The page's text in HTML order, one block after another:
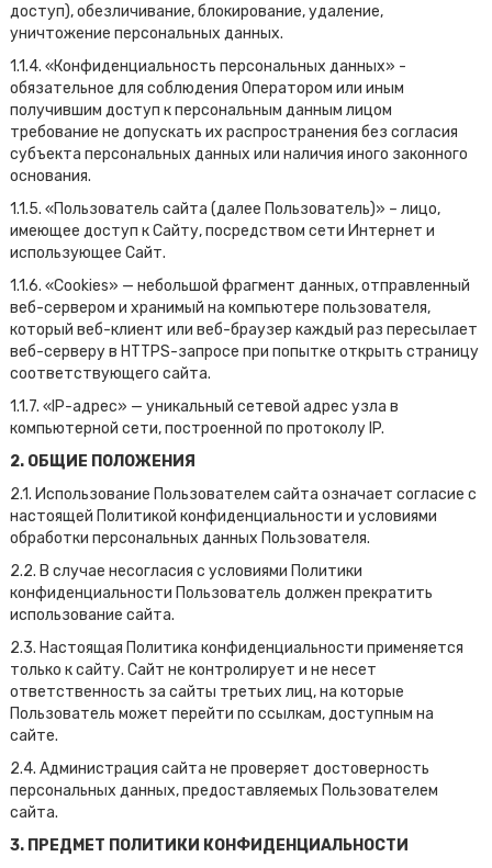
доступ), обезличивание, блокирование, удаление,
уничтожение персональных данных.
1.1.4. «Конфиденциальность персональных данных» -
обязательное для соблюдения Оператором или иным
получившим доступ к персональным данным лицом
требование не допускать их распространения без согласия
субъекта персональных данных или наличия иного законного
основания.
1.1.5. «Пользователь сайта (далее Пользователь)» – лицо,
имеющее доступ к Сайту, посредством сети Интернет и
использующее Сайт.
1.1.6. «Cookies» — небольшой фрагмент данных, отправленный
веб-сервером и хранимый на компьютере пользователя,
который веб-клиент или веб-браузер каждый раз пересылает
веб-серверу в HTTPS-запросе при попытке открыть страницу
соответствующего сайта.
1.1.7. «IP-адрес» — уникальный сетевой адрес узла в
компьютерной сети, построенной по протоколу IP.
2. ОБЩИЕ ПОЛОЖЕНИЯ
2.1. Использование Пользователем сайта означает согласие с
настоящей Политикой конфиденциальности и условиями
обработки персональных данных Пользователя.
2.2. В случае несогласия с условиями Политики
конфиденциальности Пользователь должен прекратить
использование сайта.
2.3. Настоящая Политика конфиденциальности применяется
только к сайту. Сайт не контролирует и не несет
ответственность за сайты третьих лиц, на которые
Пользователь может перейти по ссылкам, доступным на
сайте.
2.4. Администрация сайта не проверяет достоверность
персональных данных, предоставляемых Пользователем
сайта.
3. ПРЕДМЕТ ПОЛИТИКИ КОНФИДЕНЦИАЛЬНОСТИ